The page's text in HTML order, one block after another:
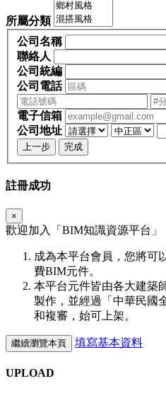
所屬分類
公司名稱
聯絡人
公司統編
公司電話
電子信箱
公司地址
上一步 完成
註冊成功
×
歡迎加入「 BIM知識資源平台」
成為本平台會員，您將可
費BIM元件。
本平台元件皆由各大建築
製作，並經過「中華民國
和複審，始可上架。
繼續瀏覽本頁 填寫基本資料
UPLOAD